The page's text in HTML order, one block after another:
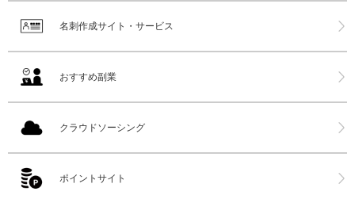
名刺作成サイト・サービス
おすすめ副業
クラウドソーシング
ポイントサイト